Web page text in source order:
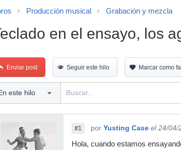
Producción musical Grabación y mezcla
en el ensayo, los
Enviar post Seguir este hilo Marcar como
#1 por Yusting Case el 24/04/
Hola, cuando estamos